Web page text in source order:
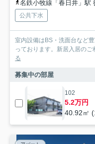
名鉄小牧線「春日井」駅
公共下水
室内設備はBS・洗面台など
っております。新居入居の
る
募集中の部屋
102
5.2万円
40.92㎡